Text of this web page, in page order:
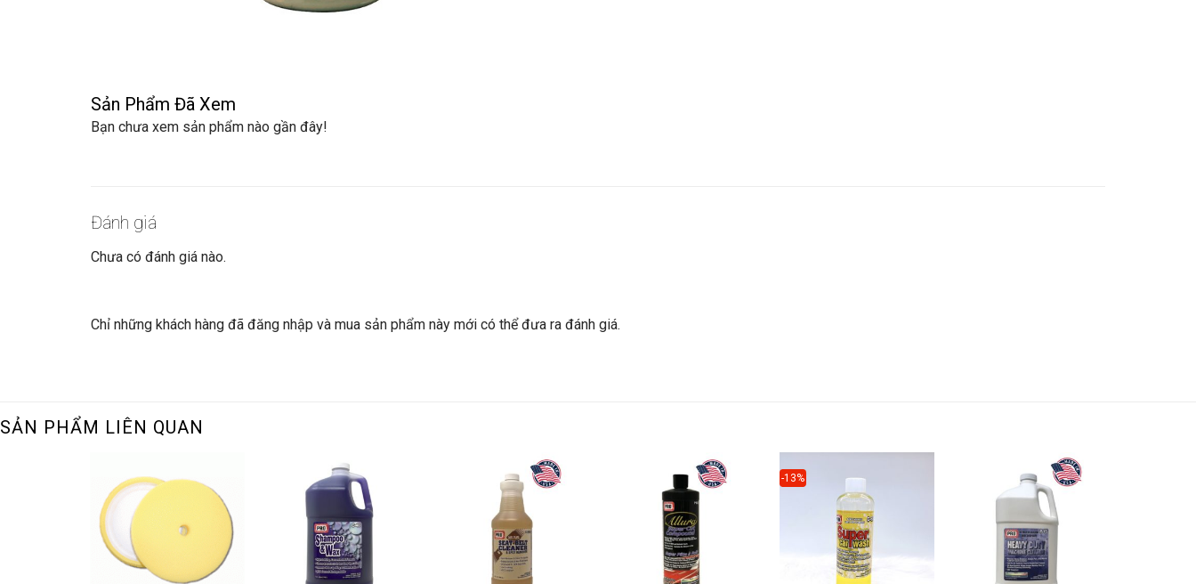
Sản Phẩm Đã Xem
Bạn chưa xem sản phẩm nào gần đây!
Đánh giá
Chưa có đánh giá nào.
Chỉ những khách hàng đã đăng nhập và mua sản phẩm này mới có thể đưa ra đánh giá.
SẢN PHẨM LIÊN QUAN
-13%